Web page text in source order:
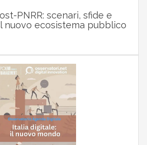
PNRR: scenari, sfide e
nuovo ecosistema pubblico